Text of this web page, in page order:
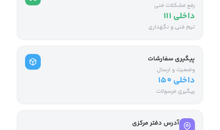
رفع مشکلات فنی
داخلی ۱۱۱
تیم فنی و نگهداری
پیگیری سفارشات
وضعیت و ارسال
داخلی ۱۵۰
پیگیری مرسولات
آدرس دفتر مرکزی